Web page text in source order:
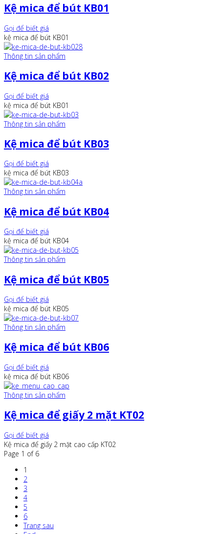
Kệ mica để bút KB01
Gọi để biết giá
kệ mica để bút KB01
Thông tin sản phẩm
Kệ mica để bút KB02
Gọi để biết giá
kệ mica để bút KB01
Thông tin sản phẩm
Kệ mica để bút KB03
Gọi để biết giá
kệ mica để bút KB03
Thông tin sản phẩm
Kệ mica để bút KB04
Gọi để biết giá
kệ mica để bút KB04
Thông tin sản phẩm
Kệ mica để bút KB05
Gọi để biết giá
kệ mica để bút KB05
Thông tin sản phẩm
Kệ mica để bút KB06
Gọi để biết giá
kệ mica để bút KB06
Thông tin sản phẩm
Kệ mica để giấy 2 mặt KT02
Gọi để biết giá
Kệ mica để giấy 2 mặt cao cấp KT02
Page 1 of 6
1
2
3
4
5
6
Trang sau